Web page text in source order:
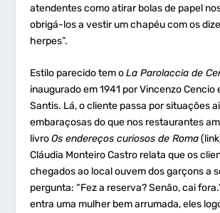
atendentes como atirar bolas de papel
obrigá-los a vestir um chapéu com os
herpes”.
Estilo parecido tem oLa Parolaccia de
inaugurado em 1941 por Vincenzo Cencio
Santis. Lá, o cliente passa por situações
embaraçosas do que nos restaurantes
livroOs endereços curiosos de Roma
Cláudia Monteiro Castro relata que os
chegados ao local ouvem dos garçons a
pergunta: “Fez a reserva? Senão, cai
entra uma mulher bem arrumada, eles